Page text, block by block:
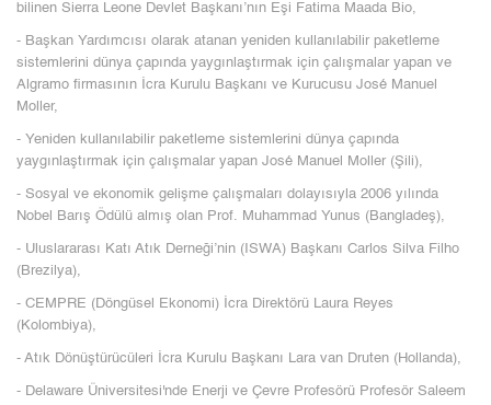
bilinen Sierra Leone Devlet Başkanı’nın Eşi Fatima Maada Bio,
- Başkan Yardımcısı olarak atanan yeniden kullanılabilir paketleme
sistemlerini dünya çapında yaygınlaştırmak için çalışmalar yapan ve
Algramo firmasının İcra Kurulu Başkanı ve Kurucusu José Manuel
Moller,
- Yeniden kullanılabilir paketleme sistemlerini dünya çapında
yaygınlaştırmak için çalışmalar yapan José Manuel Moller (Şili),
- Sosyal ve ekonomik gelişme çalışmaları dolayısıyla 2006 yılında
Nobel Barış Ödülü almış olan Prof. Muhammad Yunus (Bangladeş),
- Uluslararası Katı Atık Derneği’nin (ISWA) Başkanı Carlos Silva Filho
(Brezilya),
- CEMPRE (Döngüsel Ekonomi) İcra Direktörü Laura Reyes
(Kolombiya),
- Atık Dönüştürücüleri İcra Kurulu Başkanı Lara van Druten (Hollanda),
- Delaware Üniversitesi'nde Enerji ve Çevre Profesörü Profesör Saleem